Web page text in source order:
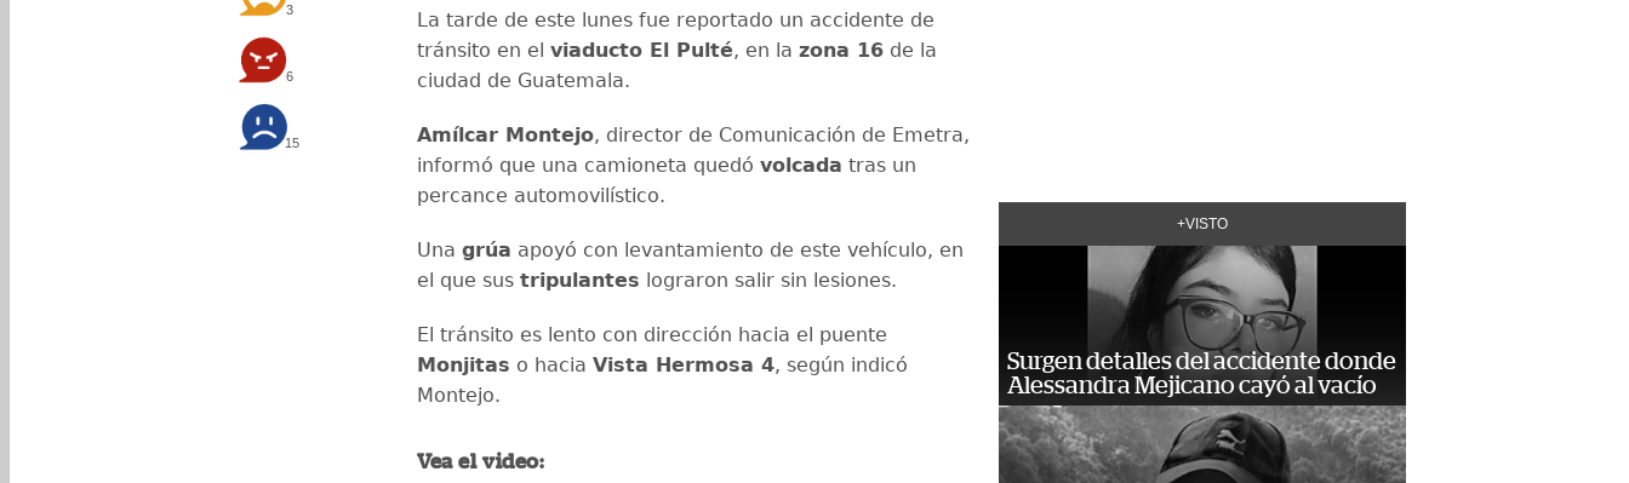
3
6
15
La tarde de este lunes fue reportado un accidente de
tránsito en el viaducto El Pulté, en la zona 16 de la
ciudad de Guatemala.
Amílcar Montejo, director de Comunicación de Emetra,
informó que una camioneta quedó volcada tras un
percance automovilístico.
Una grúa apoyó con levantamiento de este vehículo, en
el que sus tripulantes lograron salir sin lesiones.
El tránsito es lento con dirección hacia el puente
Monjitas o hacia Vista Hermosa 4, según indicó
Montejo.
Vea el video:
+VISTO
Surgen detalles del accidente donde
Alessandra Mejicano cayó al vacío